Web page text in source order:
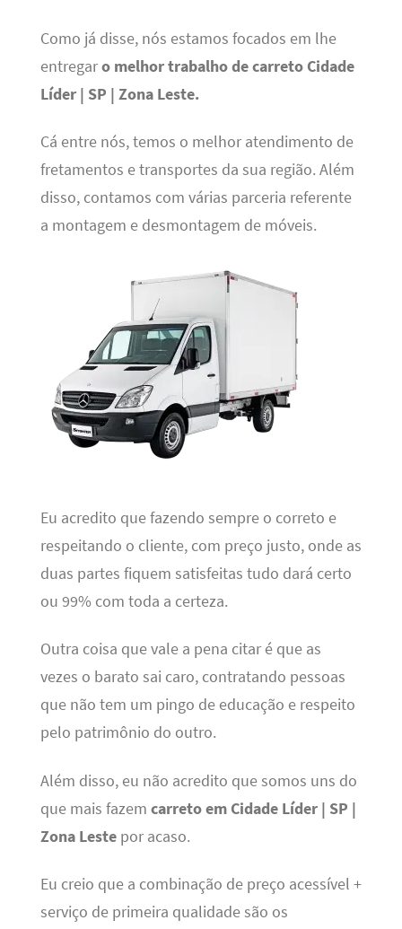
Como já disse, nós estamos focados em lhe
entregaro melhor trabalho de carreto Cidade
Líder | SP | Zona Leste.
Cá entre nós, temos o melhor atendimento de
fretamentos e transportes da sua região. Além
disso, contamos com várias parceria referente
a montagem e desmontagem de móveis.
Eu acredito que fazendo sempre o correto e
respeitando o cliente, com preço justo, onde as
duas partes fiquem satisfeitas tudo dará certo
ou 99% com toda a certeza.
Outra coisa que vale a pena citar é que as
vezes o barato sai caro, contratando pessoas
que não tem um pingo de educação e respeito
pelo patrimônio do outro.
Além disso, eu não acredito que somos uns do
que mais fazem carreto em Cidade Líder | SP |
Zona Lestepor acaso.
Eu creio que a combinação de preço acessível +
serviço de primeira qualidade são os